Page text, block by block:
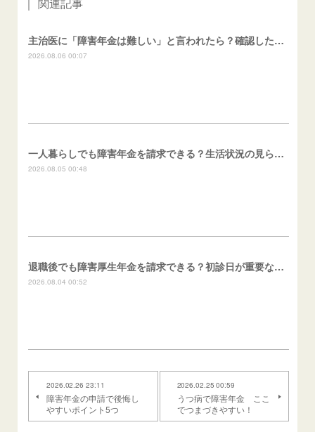
関連記事
主治医に「障害年金は難しい」と言われたら？確認したいこと
2026.08.06 00:07
一人暮らしでも障害年金を請求できる？生活状況の見られ方
2026.08.05 00:48
退職後でも障害厚生年金を請求できる？初診日が重要な理由
2026.08.04 00:52
2026.02.26 23:11
障害年金の申請で後悔し
やすいポイント5つ
2026.02.25 00:59
うつ病で障害年金 ここ
でつまづきやすい！